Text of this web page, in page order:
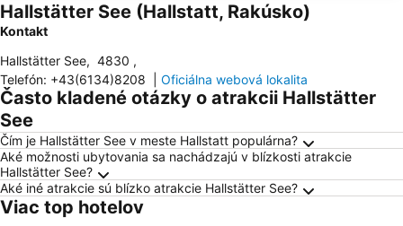
Hallstätter See (Hallstatt, Rakúsko)
Kontakt
Hallstätter See, 4830 ,
Telefón: +43(6134)8208 Oficiálna webová lokalita
Často kladené otázky o atrakcii Hallstätter
See
Čím je Hallstätter See v meste Hallstatt populárna?
Aké možnosti ubytovania sa nachádzajú v blízkosti atrakcie
Hallstätter See?
Aké iné atrakcie sú blízko atrakcie Hallstätter See?
Viac top hotelov